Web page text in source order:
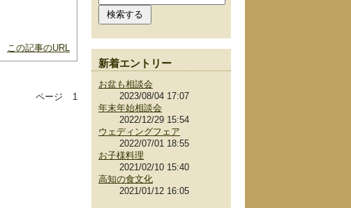
この記事のURL
ページ
1
新着エントリー
お盆も相談会
2023/08/04 17:07
年末年始相談会
2022/12/29 15:54
ウェディングフェア
2022/07/01 18:55
お子様料理
2021/02/10 15:40
高知の食文化
2021/01/12 16:05